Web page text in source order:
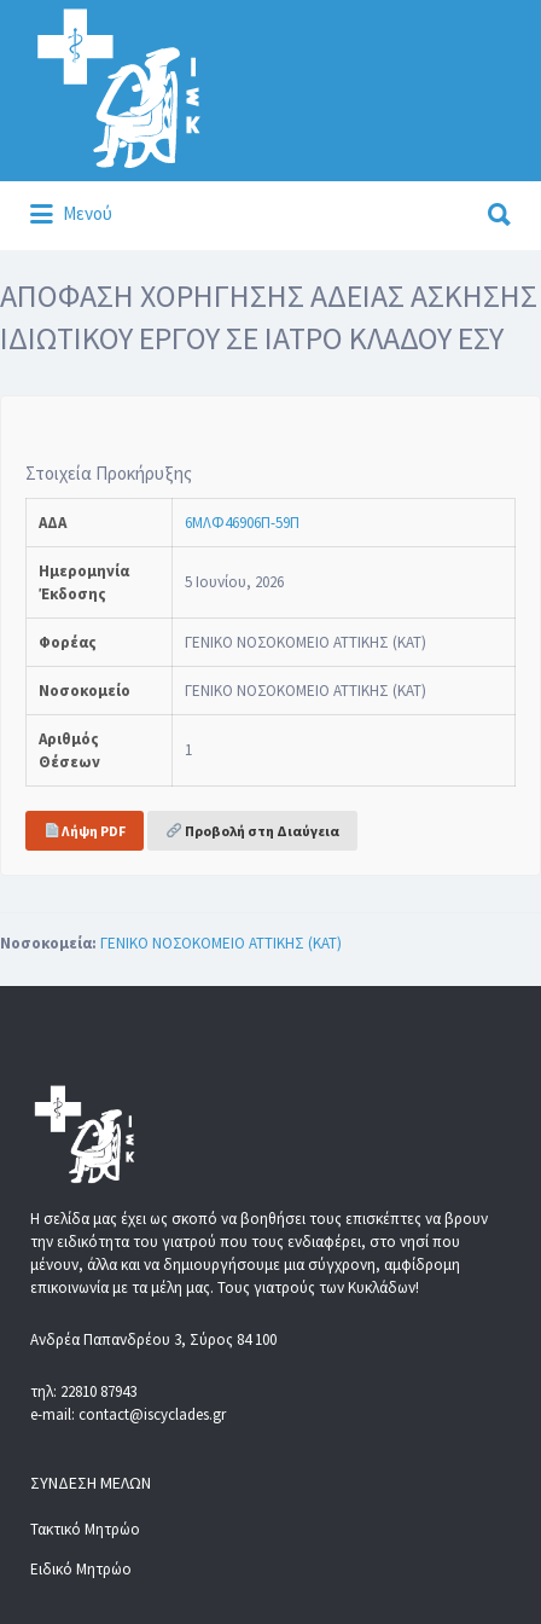
Αναζήτηση
για:
Μενού
για:
ΑΠΟΦΑΣΗ ΧΟΡΗΓΗΣΗΣ ΑΔΕΙΑΣ ΑΣΚΗΣΗΣ
ΙΔΙΩΤΙΚΟΥ ΕΡΓΟΥ ΣΕ ΙΑΤΡΟ ΚΛΑΔΟΥ ΕΣΥ
Στοιχεία Προκήρυξης
ΑΔΑ 6ΜΛΦ46906Π-59Π
Ημερομηνία
Έκδοσης
5 Ιουνίου, 2026
Φορέας ΓΕΝΙΚΟ ΝΟΣΟΚΟΜΕΙΟ ΑΤΤΙΚΗΣ (ΚΑΤ)
Νοσοκομείο ΓΕΝΙΚΟ ΝΟΣΟΚΟΜΕΙΟ ΑΤΤΙΚΗΣ (ΚΑΤ)
Αριθμός
Θέσεων
1
Λήψη PDF Προβολή στη Διαύγεια
Νοσοκομεία: ΓΕΝΙΚΟ ΝΟΣΟΚΟΜΕΙΟ ΑΤΤΙΚΗΣ (ΚΑΤ)
Η σελίδα μας έχει ως σκοπό να βοηθήσει τους επισκέπτες να βρουν
την ειδικότητα του γιατρού που τους ενδιαφέρει, στο νησί που
μένουν, άλλα και να δημιουργήσουμε μια σύγχρονη, αμφίδρομη
επικοινωνία με τα μέλη μας. Τους γιατρούς των Κυκλάδων!
Ανδρέα Παπανδρέου 3, Σύρος 84 100
τηλ: 22810 87943
e-mail: contact@iscyclades.gr
ΣΎΝΔΕΣΗ ΜΕΛΏΝ
Τακτικό Μητρώο
Ειδικό Μητρώο